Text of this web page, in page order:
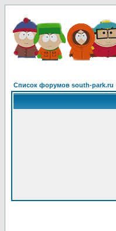
Список форумов south-park.ru